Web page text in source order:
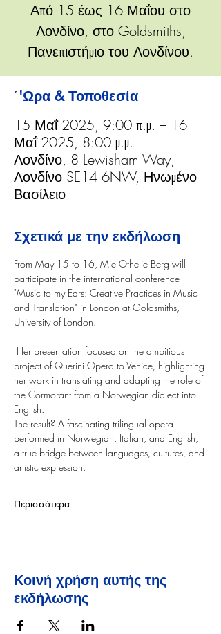
Από 15 έως 16 Μαΐου στο
Λονδίνο, στο Goldsmiths,
Πανεπιστήμιο του Λονδίνου.
΄'Ωρα & Τοποθεσία
15 Μαΐ 2025, 9:00 π.μ. – 16
Μαΐ 2025, 8:00 μ.μ.
Λονδίνο, 8 Lewisham Way,
Λονδίνο SE14 6NW, Ηνωμένο
Βασίλειο
Σχετικά με την εκδήλωση
From May 15 to 16, Mie Othelie Berg will
participate in the international conference
"Music to my Ears: Creative Practices in Music
and Translation" in London at Goldsmiths,
University of London.
Her presentation focused on the ambitious
project of Querini Opera to Venice, highlighting
her work in translating and adapting the role of
the Cormorant from a Norwegian dialect into
English.
The result? A fascinating trilingual opera
performed in Norwegian, Italian, and English,
a true bridge between languages, cultures, and
artistic expression.
Περισσότερα
Κοινή χρήση αυτής της
εκδήλωσης